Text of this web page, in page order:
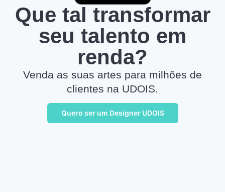
Que tal transformar
seu talento em
renda?
Venda as suas artes para milhões de
clientes na UDOIS.
Quero ser um Designer UDOIS